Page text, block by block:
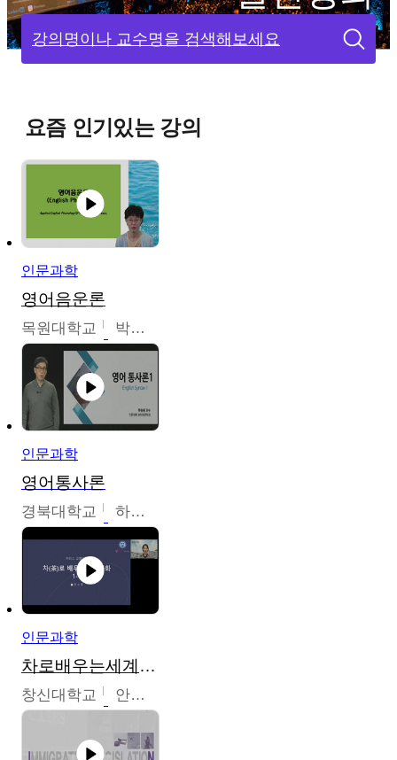
강의명이나 교수명을 검색해보세요
요즘 인기있는 강의
인문과학
영어음운론
목원대학교 박미숙
인문과학
영어통사론
경북대학교 하승완
인문과학
차로배우는세계문화
창신대학교 안소영